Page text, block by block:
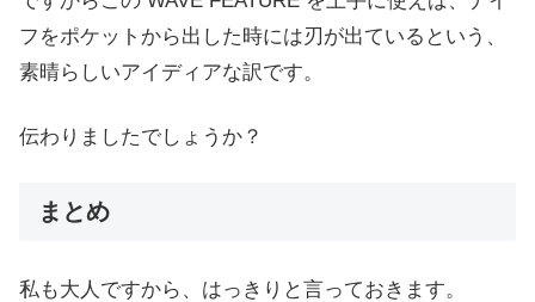
フをポケットから出した時には刃が出ているという、
素晴らしいアイディアな訳です。
伝わりましたでしょうか？
まとめ
私も大人ですから、はっきりと言っておきます。